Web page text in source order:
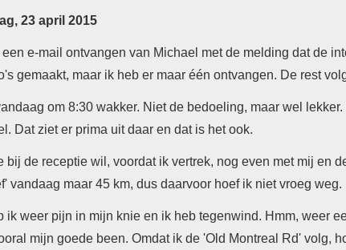
23 april 2015
e-mail ontvangen van Michael met de melding dat de
gemaakt, maar ik heb er maar één ontvangen. De rest
om 8:30 wakker. Niet de bedoeling, maar wel
Dat ziet er prima uit daar en dat is het ook.
bij de receptie wil, voordat ik vertrek, nog even met mij en
vandaag maar 45 km, dus daarvoor hoef ik niet vroeg weg.
ik weer pijn in mijn knie en ik heb tegenwind. Hmm, weer
mijn goede been. Omdat ik de 'Old Montreal Rd' volg,